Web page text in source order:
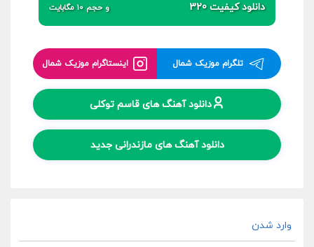
دانلود کیفیت 320 و حجم 10 مگابایت
تلگرام موزیک شمال اینستاگرام موزیک شمال
دانلود آهنگ های قاسم توکلی
دانلود آهنگ های مازندرانی جدید
وارد شدن